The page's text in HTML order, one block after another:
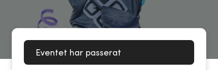
Eventet har passerat